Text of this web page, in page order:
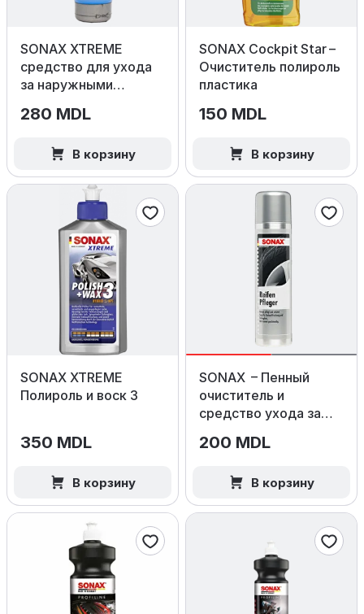
SONAX XTREME
средство для ухода
за наружными
поверхностями, 250
280 MDL
В корзину
SONAX Cockpit Star –
Очиститель полироль
пластика
150 MDL
В корзину
SONAX XTREME
Полироль и воск 3
350 MDL
В корзину
SONAX – Пенный
очиститель и
средство ухода за
200 MDL
В корзину